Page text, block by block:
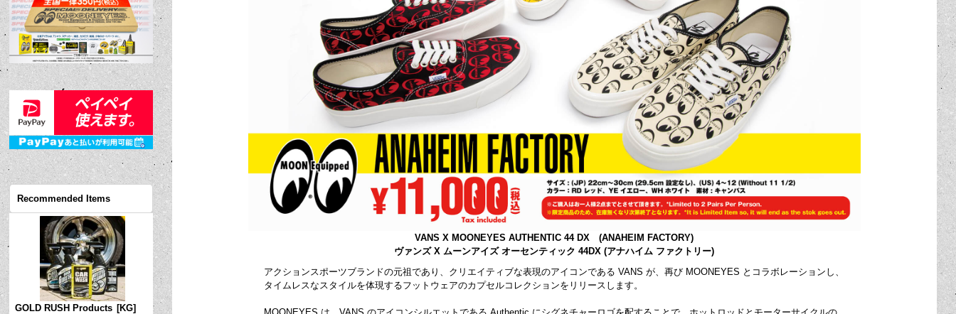
Recommended Items
GOLD RUSH Products [KG]
VANS X MOONEYES AUTHENTIC 44 DX (ANAHEIM FACTORY)
ヴァンズ X ムーンアイズ オーセンティック 44DX (アナハイム ファクトリー)
アクションスポーツブランドの元祖であり、クリエイティブな表現のアイコンである VANS が、再び MOONEYES とコラボレーションし、
タイムレスなスタイルを体現するフットウェアのカプセルコレクションをリリースします。